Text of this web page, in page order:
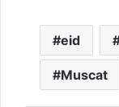
eid
Muscat